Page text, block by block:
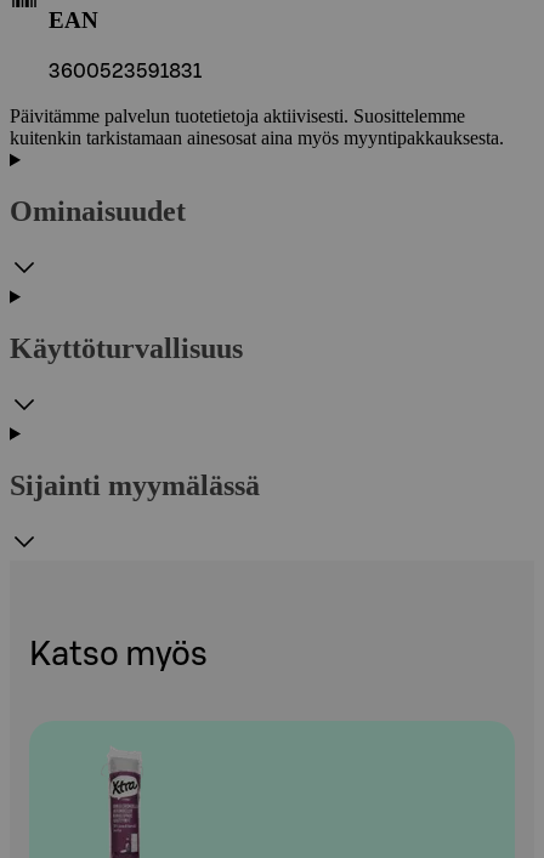
EAN
3600523591831
Päivitämme palvelun tuotetietoja aktiivisesti. Suosittelemme
kuitenkin tarkistamaan ainesosat aina myös myyntipakkauksesta.
Ominaisuudet
Käyttöturvallisuus
Sijainti myymälässä
Katso myös